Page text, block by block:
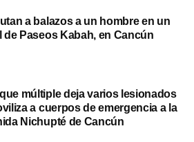
a balazos a un hombre en un
de Paseos Kabah, en Cancún
múltiple deja varios lesionados
a cuerpos de emergencia a la
Nichupté de Cancún